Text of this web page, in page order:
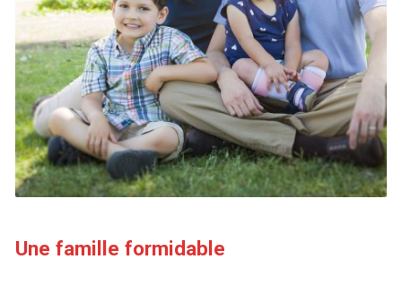
Une famille formidable